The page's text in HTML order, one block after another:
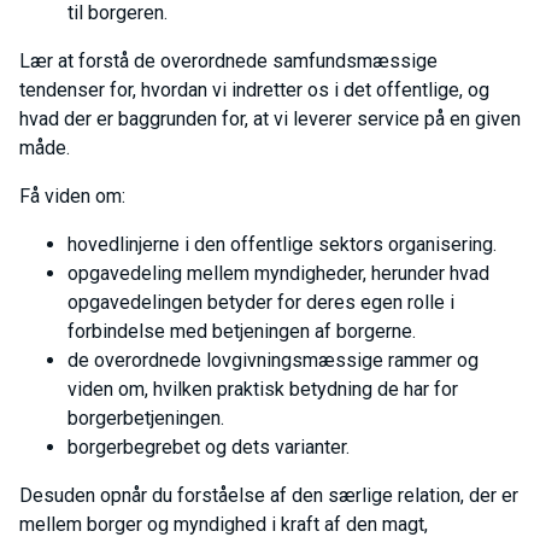
til borgeren.
Lær at forstå de overordnede samfundsmæssige
tendenser for, hvordan vi indretter os i det offentlige, og
hvad der er baggrunden for, at vi leverer service på en given
måde.
Få viden om:
hovedlinjerne i den offentlige sektors organisering.
opgavedeling mellem myndigheder, herunder hvad
opgavedelingen betyder for deres egen rolle i
forbindelse med betjeningen af borgerne.
de overordnede lovgivningsmæssige rammer og
viden om, hvilken praktisk betydning de har for
borgerbetjeningen.
borgerbegrebet og dets varianter.
Desuden opnår du forståelse af den særlige relation, der er
mellem borger og myndighed i kraft af den magt,